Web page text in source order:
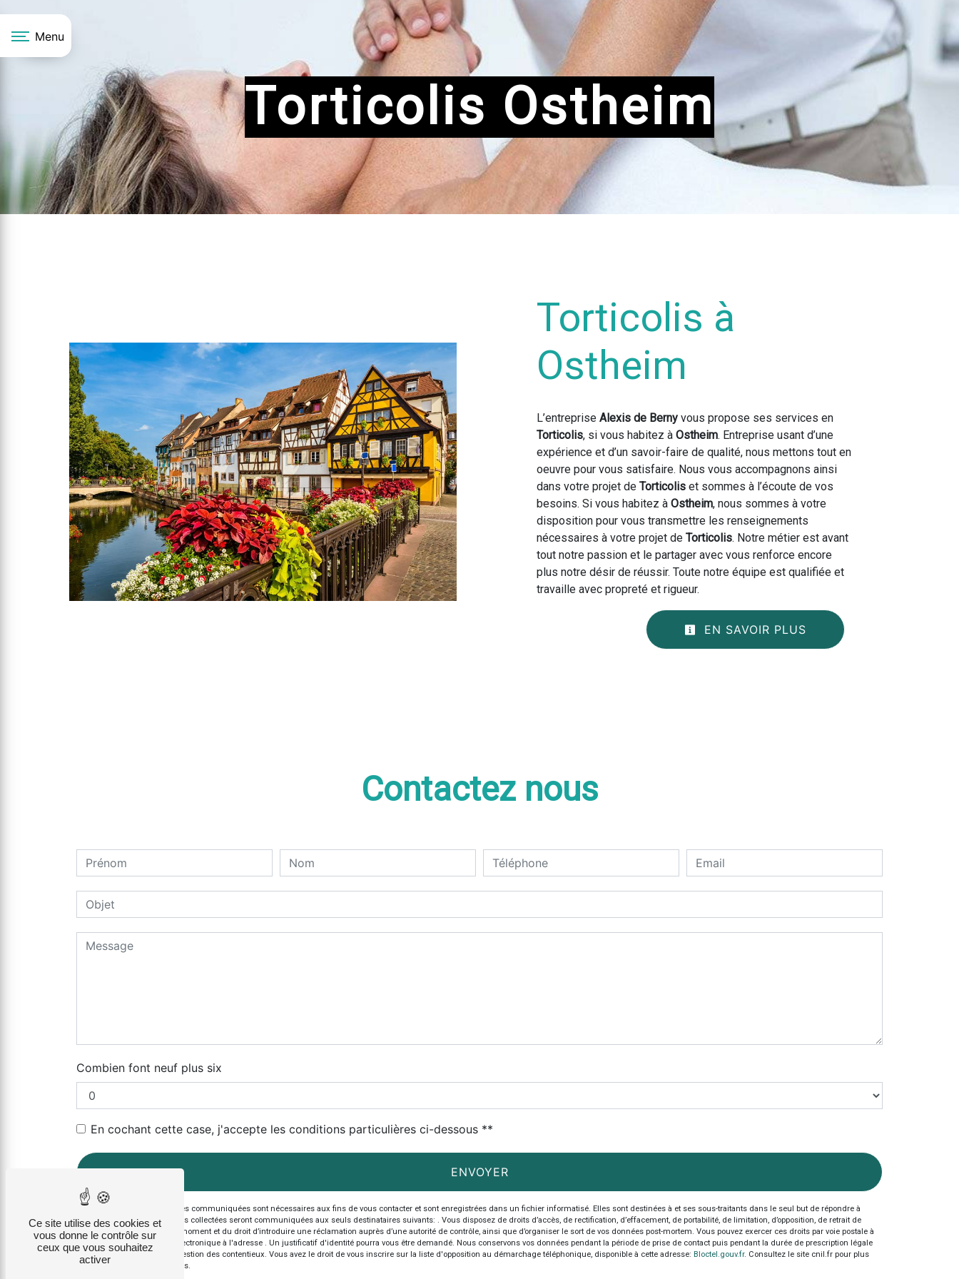
Menu
Torticolis Ostheim
Torticolis à
Ostheim
L’entreprise Alexis de Berny vous propose ses services en
Torticolis, si vous habitez à Ostheim. Entreprise usant d’une
expérience et d’un savoir-faire de qualité, nous mettons tout en
oeuvre pour vous satisfaire. Nous vous accompagnons ainsi
dans votre projet de Torticolis et sommes à l’écoute de vos
besoins. Si vous habitez à Ostheim, nous sommes à votre
disposition pour vous transmettre les renseignements
nécessaires à votre projet de Torticolis. Notre métier est avant
tout notre passion et le partager avec vous renforce encore
plus notre désir de réussir. Toute notre équipe est qualifiée et
travaille avec propreté et rigueur.
EN SAVOIR PLUS
Contactez nous
Combien font neuf plus six
En cochant cette case, j'accepte les conditions particulières ci-dessous **
ENVOYER
** Les données personnelles communiquées sont nécessaires aux fins de vous contacter et sont enregistrées dans un fichier informatisé. Elles sont destinées à et ses sous-traitants dans le seul but de répondre à
votre message. Les données collectées seront communiquées aux seuls destinataires suivants: . Vous disposez de droits d’accès, de rectification, d’effacement, de portabilité, de limitation, d’opposition, de retrait de
votre consentement à tout moment et du droit d’introduire une réclamation auprès d’une autorité de contrôle, ainsi que d’organiser le sort de vos données post-mortem. Vous pouvez exercer ces droits par voie postale à
l'adresse ou par courrier électronique à l'adresse . Un justificatif d'identité pourra vous être demandé. Nous conservons vos données pendant la période de prise de contact puis pendant la durée de prescription légale
aux fins probatoires et de gestion des contentieux. Vous avez le droit de vous inscrire sur la liste d'opposition au démarchage téléphonique, disponible à cette adresse: Bloctel.gouv.fr. Consultez le site cnil.fr pour plus
d’informations sur vos droits.
Ce site utilise des cookies et
vous donne le contrôle sur
ceux que vous souhaitez
activer